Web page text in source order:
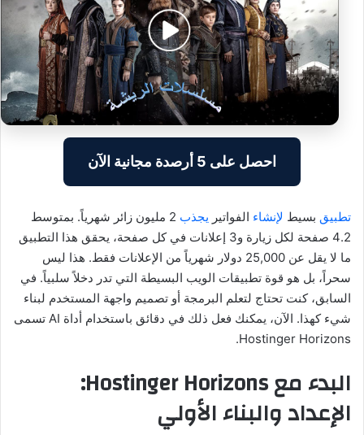
احصل على 5 أرصدة مجانية الآن
تطبيق بسيط لإنشاء الفواتير يجذب
2 مليون زائر شهرياً. بمتوسط
4.2 صفحة لكل زيارة و3 إعلانات في كل صفحة، يحقق هذا التطبيق
ما لا يقل عن 25,000 دولار شهرياً من الإعلانات فقط. هذا ليس
سحراً، بل هو قوة تطبيقات الويب البسيطة التي تدر دخلاً سلبياً. في
السابق، كنت تحتاج لتعلم البرمجة أو تصميم واجهة المستخدم لبناء
شيء كهذا. الآن، يمكنك فعل ذلك في دقائق باستخدام أداة AI تسمى
Hostinger Horizons.
البدء مع Hostinger Horizons:
الإعداد والبناء الأولي